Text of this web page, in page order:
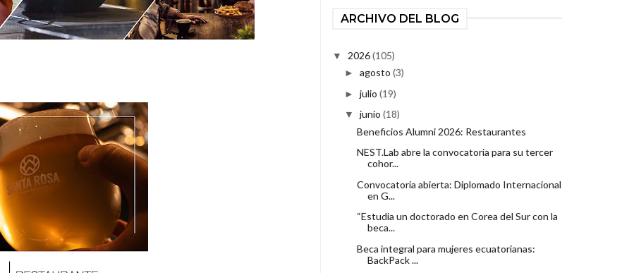
ARCHIVO DEL BLOG
▼ 2026(105)
► agosto (3)
► julio (19)
▼ junio (18)
Beneficios Alumni 2026: Restaurantes
NEST.Lab abre la convocatoria para su tercer
cohor...
Convocatoria abierta: Diplomado Internacional
en G...
“Estudia un doctorado en Corea del Sur con la
beca...
Beca integral para mujeres ecuatorianas:
BackPack ...